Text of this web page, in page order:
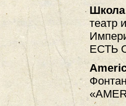
Школа
театр
ЕСТЬ